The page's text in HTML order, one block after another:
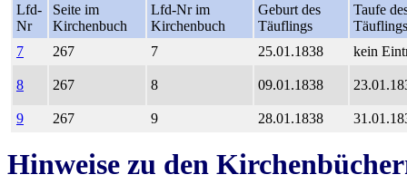
Lfd-
Nr
Seite im
Kirchenbuch
Lfd-Nr im
Kirchenbuch
Geburt des
Täuflings
Taufe
Täuflings
7
267 7 25.01.1838 kein
8 267 8 09.01.1838
9 267 9 28.01.1838
Hinweise zu den